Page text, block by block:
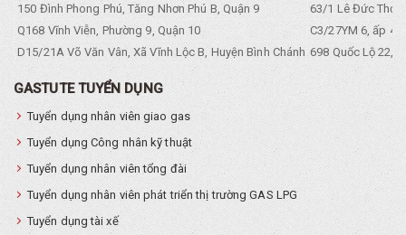
150 Đình Phong Phú, Tăng Nhơn Phú B, Quận 9
63/1 Lê Đức Thọ,
Q168 Vĩnh Viễn, Phường 9, Quận 10
C3/27YM 6, ấp 4,
D15/21A Võ Văn Vân, Xã Vĩnh Lộc B, Huyện Bình Chánh 698 Quốc Lộ 22,
GASTUTE TUYỂN DỤNG
Tuyển dụng nhân viên giao gas
Tuyển dụng Công nhân kỹ thuật
Tuyển dụng nhân viên tổng đài
Tuyển dụng nhân viên phát triển thị trường GAS LPG
Tuyển dụng tài xế